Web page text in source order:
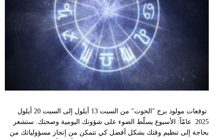
توقعات مولود برج "الحوت" من السبت 13 أيلول إلى السبت 20 أيلول
2025 عامّاً: الأسبوع يسلّط الضوء على شؤونك اليومية وصحتك. ستشعر
بحاجة إلى تنظيم وقتك بشكل أفضل كي تتمكن من إنجاز مسؤولياتك من